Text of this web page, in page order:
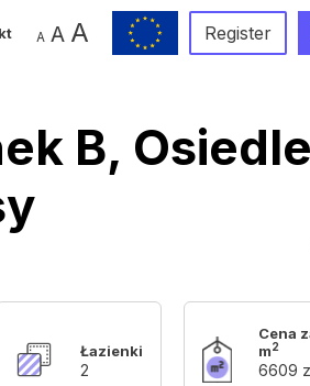
A A A Register
B, Osiedle
Łazienki
2
Cena
m2
6609